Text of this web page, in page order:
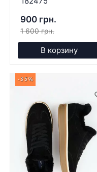
900 грн.
1 600 грн.
В корзину
-35%